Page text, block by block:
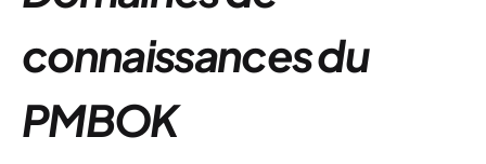
connaissances du
PMBOK